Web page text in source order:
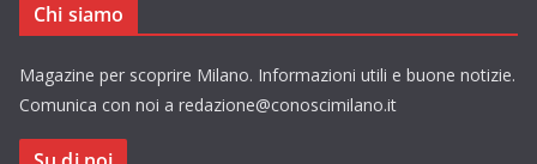
Chi siamo
Magazine per scoprire Milano. Informazioni utili e buone notizie.
Comunica con noi a redazione@conoscimilano.it